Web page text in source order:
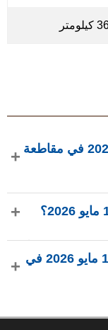
ما هو طور القمر يوم الثلاثاء، 19 مايو 2026 في مقاطعة
هلال بإضاءة 13.79%، عمره 3.58 يومًا، ويقع في كوكبة
متى يشرق ويغرب القمر يوم الثلاثاء، 19 مايو 2026 في